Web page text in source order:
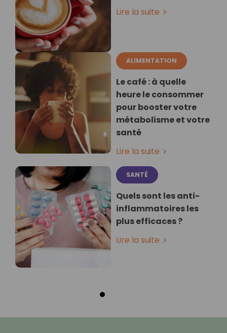
Lire la suite
ALIMENTATION
Le café : à quelle
heure le consommer
pour booster votre
métabolisme et votre
santé
Lire la suite
SANTÉ
Quels sont les anti-
inflammatoires les
plus efficaces ?
Lire la suite